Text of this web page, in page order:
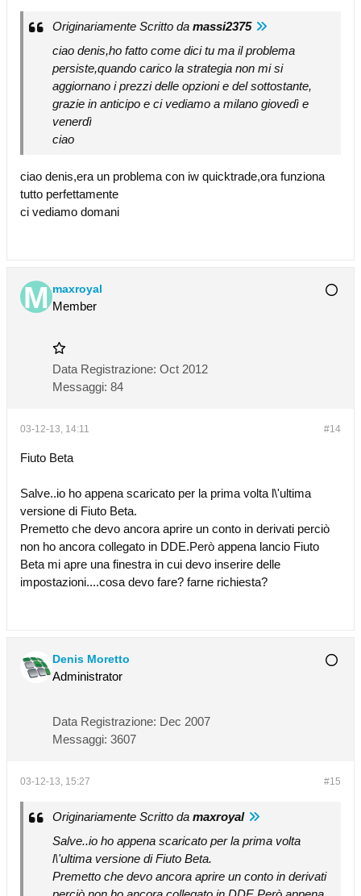
Originariamente Scritto da massi2375
ciao denis,ho fatto come dici tu ma il problema
persiste,quando carico la strategia non mi si
aggiornano i prezzi delle opzioni e del sottostante,
grazie in anticipo e ci vediamo a milano giovedì e
venerdì
ciao
ciao denis,era un problema con iw quicktrade,ora funziona
tutto perfettamente
ci vediamo domani
maxroyal
Member
Data Registrazione: Oct 2012
Messaggi: 84
#14
03-12-13, 14:11
Fiuto Beta
Salve..io ho appena scaricato per la prima volta l\'ultima
versione di Fiuto Beta.
Premetto che devo ancora aprire un conto in derivati perciò
non ho ancora collegato in DDE.Però appena lancio Fiuto
Beta mi apre una finestra in cui devo inserire delle
impostazioni....cosa devo fare? farne richiesta?
Denis Moretto
Administrator
Data Registrazione: Dec 2007
Messaggi: 3607
#15
03-12-13, 15:27
Originariamente Scritto da maxroyal
Salve..io ho appena scaricato per la prima volta
l\'ultima versione di Fiuto Beta.
Premetto che devo ancora aprire un conto in derivati